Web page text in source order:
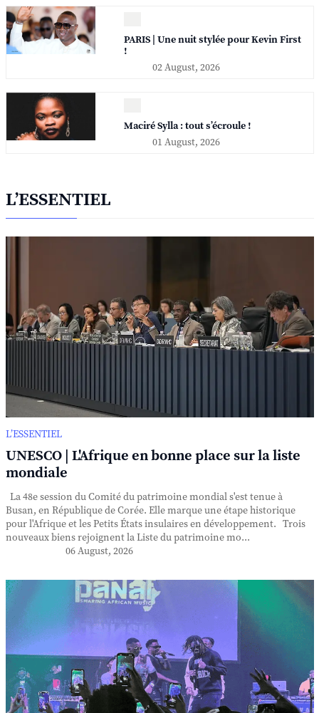
PARIS | Une nuit stylée pour Kevin First
!
02 August, 2026
Maciré Sylla : tout s’écroule !
01 August, 2026
L’ESSENTIEL
L’ESSENTIEL
UNESCO | L'Afrique en bonne place sur la liste
mondiale
La 48e session du Comité du patrimoine mondial s'est tenue à
Busan, en République de Corée. Elle marque une étape historique
pour l'Afrique et les Petits États insulaires en développement. Trois
nouveaux biens rejoignent la Liste du patrimoine mo...
06 August, 2026